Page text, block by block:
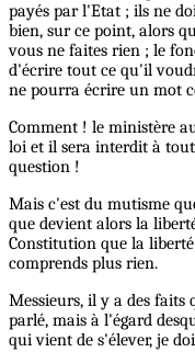
payés par l'Etat ; ils ne
bien, sur ce point, alors
vous ne faites rien ; le
d'écrire tout ce qu'il
ne pourra écrire un mot
Comment ! le ministère
loi et il sera interdit à
question !
Mais c'est du mutisme
que devient alors la
Constitution que la
comprends plus rien.
Messieurs, il y a des faits
parlé, mais à l'égard
qui vient de s'élever, je